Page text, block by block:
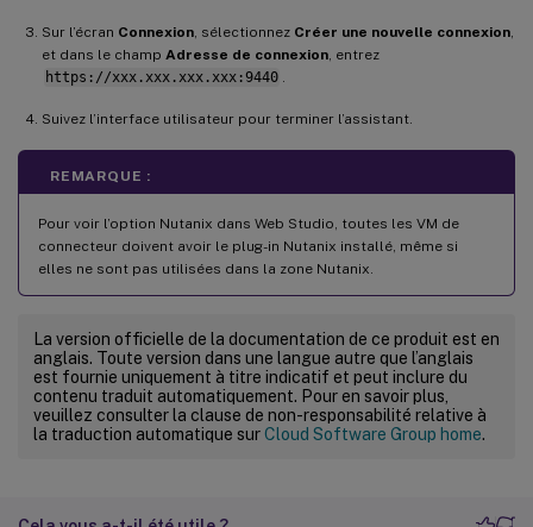
Sur l’écran Connexion , sélectionnez Créer une nouvelle connexion
et dans le champ Adresse de connexion , entrez
https://xxx.xxx.xxx.xxx:9440
Suivez l’interface utilisateur pour terminer l’assistant.
REMARQUE :
Pour voir l’option Nutanix dans Web Studio, toutes les VM de
connecteur doivent avoir le plug-in Nutanix installé, même si
elles ne sont pas utilisées dans la zone Nutanix.
La version officielle de la documentation de ce produit est en
anglais. Toute version dans une langue autre que l’anglais
est fournie uniquement à titre indicatif et peut inclure du
contenu traduit automatiquement. Pour en savoir plus,
veuillez consulter la clause de non-responsabilité relative à
la traduction automatique surCloud Software Group home.